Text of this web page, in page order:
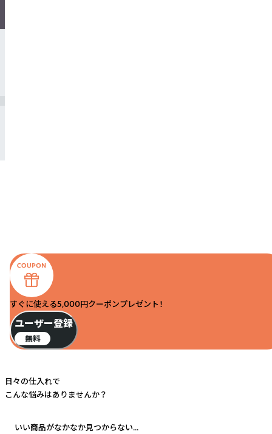
すぐに使える5,000円クーポンプレゼント！
ユーザー登録
無料
日々の仕入れで
こんな悩みはありませんか？
いい商品がなかなか見つからない...